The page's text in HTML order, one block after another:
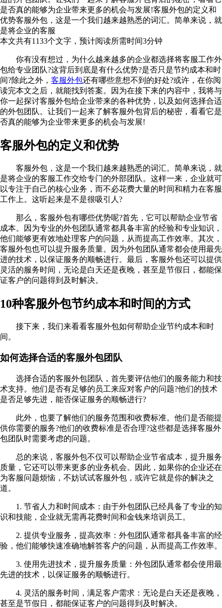
是否真的能够为企业带来更多的机会与发展!客服外包的定义和
优势客服外包，这是一个我们越来越熟悉的词汇。简单来说，就
是将企业的客服
本文共有1133个文字，预计阅读所需时间3分钟
你有没有想过，为什么越来越多的企业都选择将客服工作外
包给专业团队?这背后到底是有什么优势?是否只是节约成本和时
间?除此之外， 客服外包还有哪些意想不到的好处?或许，在你阅
读完本文之后，就能找到答案。因为在接下来的内容中，我将与
你一起探讨客服外包给企业带来的各种优势，以及如何选择合适
的外包团队。让我们一起来了解客服外包背后的秘密，看看它是
否真的能够为企业带来更多的机会与发展!
客服外包的定义和优势
客服外包，这是一个我们越来越熟悉的词汇。简单来说，就
是将企业的客服工作交给专门的外部团队。这样一来，企业就可
以专注于自己的核心业务，而不必花费大量的时间和精力在客服
工作上。这听起来是不是很吸引人?
那么，客服外包有哪些优势呢?首先，它可以帮助企业节省
成本。因为专业的外包团队通常都具备丰富的经验和专业知识，
他们能够更有效地处理客户的问题，从而提高工作效率。其次，
客服外包也可以提升服务质量。因为外包团队通常都会使用最先
进的技术，以保证服务的顺畅进行。最后，客服外包还可以提供
灵活的服务时间，无论是白天还是夜晚，甚至是节假日，都能保
证客户的问题得到及时解决。
10种客服外包节约成本和时间的方式
接下来，我们来看看客服外包如何帮助企业节约成本和时
间。
如何选择合适的客服外包团队
选择合适的客服外包团队，首先要评估他们的服务能力和技
术支持。他们是否有足够的员工来应对客户的问题?他们的技术
是否足够先进，能否保证服务的顺畅进行?
此外，也要了解他们的服务范围和收费标准。他们是否能提
供你需要的服务?他们的收费标准是否合理?这些都是选择客服外
包团队时需要考虑的问题。
总的来说，客服外包不仅可以帮助企业节省成本，提升服务
质量，它还可以带来更多的业务机会。因此，如果你的企业还在
为客服问题烦恼，不妨试试客服外包，或许它就是你的解决之
道。
1 . 节省人力和时间成本：由于外包团队已经具备了专业的知
识和技能，企业就无需再花费时间和金钱来培训员工。
2. 提供专业服务，提高效率：外包团队通常都具备丰富的经
验，他们能够快速准确地解答客户的问题，从而提高工作效率。
3. 使用先进技术，提升服务质量：外包团队通常都会使用最
先进的技术，以保证服务的顺畅进行。
4. 灵活的服务时间，满足客户需求：无论是白天还是夜晚，
甚至是节假日，都能保证客户的问题得到及时解决。